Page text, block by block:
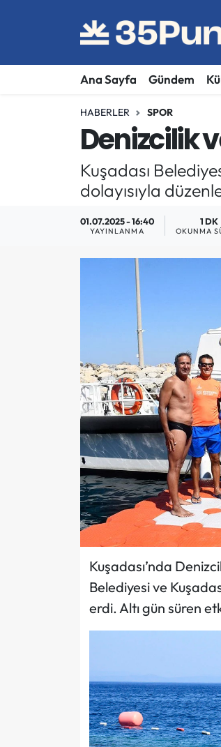
Ana Sayfa Gündem
HABERLER SPOR
Denizcilik
Kuşadası
dolayısıyla
01.07.2025 - 16:40
YAYINLANMA
1 DK
OKUNMA
Kuşadası’nda
Belediyesi ve
erdi. Altı gün süren